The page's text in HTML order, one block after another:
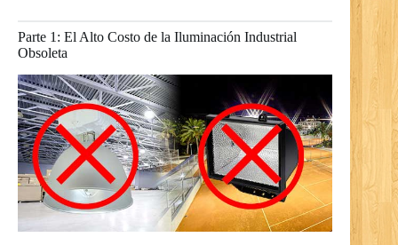
Parte 1: El Alto Costo de la Iluminación Industrial
Obsoleta